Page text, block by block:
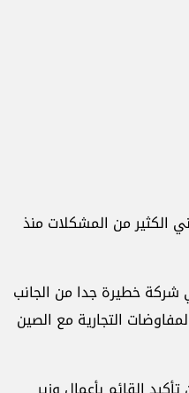
الكثير من المشكلات منذ
خطيرة جدا من الجانب
التجارية مع الصين